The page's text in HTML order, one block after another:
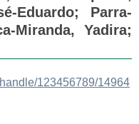
Eduardo; Parra-
Miranda, Yadira;
123456789/14964